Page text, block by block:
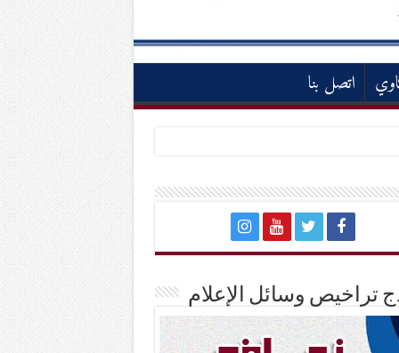
اتصل بنا
تراخيص وسائل الإعلام